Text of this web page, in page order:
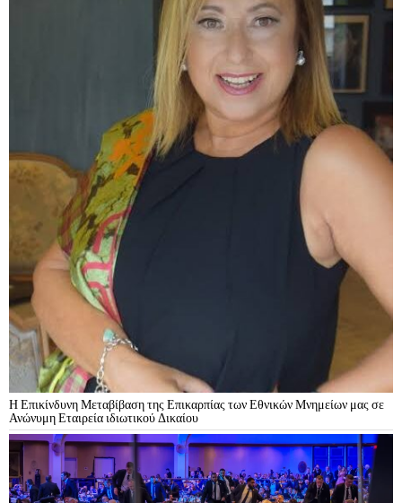
Η Επικίνδυνη Μεταβίβαση της Επικαρπίας των Εθνικών Μνημείων μας σε
Ανώνυμη Εταιρεία ιδιωτικού Δικαίου